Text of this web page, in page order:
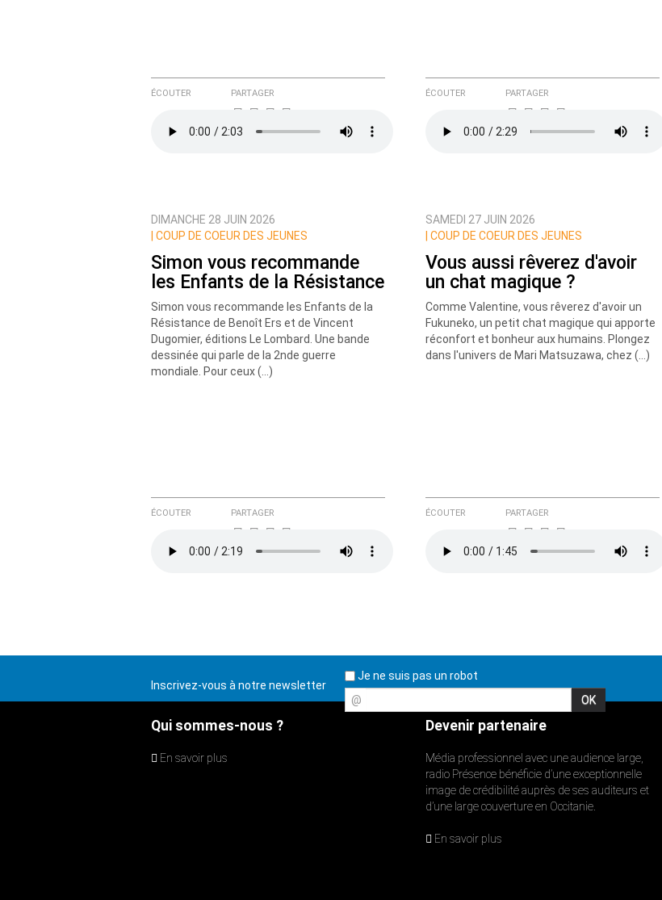
Prévenez-moi de tous les nouveaux commentaires de cette discussion par email
ÉCOUTER PARTAGER ÉCOUTER PARTAGER
DIMANCHE 28 JUIN 2026
COUP DE COEUR DES JEUNES
Simon vous recommande
les Enfants de la Résistance
Simon vous recommande les Enfants de la
Résistance de Benoît Ers et de Vincent
Dugomier, éditions Le Lombard. Une bande
dessinée qui parle de la 2nde guerre
mondiale. Pour ceux (…)
ÉCOUTER PARTAGER
SAMEDI 27 JUIN 2026
COUP DE COEUR DES JEUNES
Vous aussi rêverez d'avoir
un chat magique ?
Comme Valentine, vous rêverez d'avoir un
Fukuneko, un petit chat magique qui apporte
réconfort et bonheur aux humains. Plongez
dans l'univers de Mari Matsuzawa, chez (…)
ÉCOUTER PARTAGER
Inscrivez-vous à notre newsletter
Je ne suis pas un robot
@
Qui sommes-nous ?
En savoir plus
Devenir partenaire
Média professionnel avec une audience large,
radio Présence bénéficie d’une exceptionnelle
image de crédibilité auprès de ses auditeurs et
d’une large couverture en Occitanie.
En savoir plus